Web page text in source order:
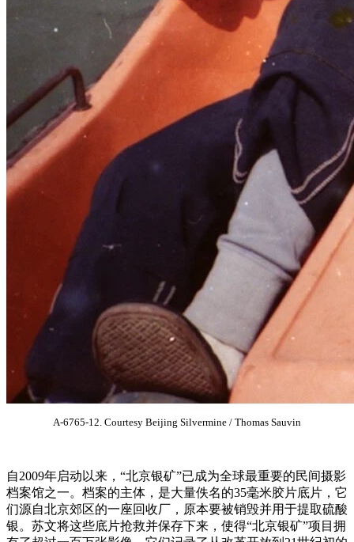
A-6765-12. Courtesy Beijing Silvermine / Thomas Sauvin
自2009年启动以来，“北京银矿”已成为全球最重要的民间摄影
档案馆之一。档案的主体，是大量佚名的35毫米胶片底片，它
们源自北京郊区的一座回收厂，原本要被销毁并用于提取硫酸
银。苏文将这些底片抢救并保存下来，使得“北京银矿”项目拥